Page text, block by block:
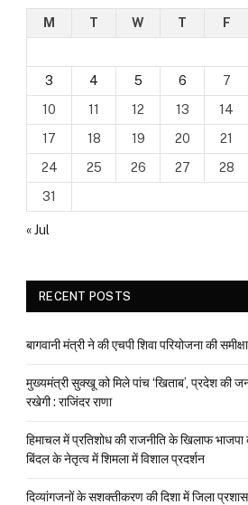
M T W T F
3
4 5 6 7
10
11 12 13 14
17
18 19 20 21
24
25 26 27 28
31
« Jul
RECENT POSTS
बागवानी मंत्री ने की एचपी शिवा परियोजना की समीक्षा
मुख्यमंत्री सुक्खू को मिले पांच ‘खिताब’, प्रदेश की
रखेगी : राजिंदर राणा
हिमाचल में प्रतिशोध की राजनीति के खिलाफ
बिंदल के नेतृत्व में शिमला में विशाल प्रदर्शन
दिव्यांगजनों के सशक्तीकरण की दिशा में जिला